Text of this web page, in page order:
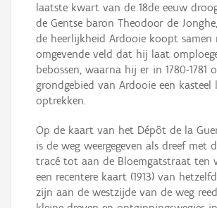
laatste kwart van de 18de eeuw
de Gentse baron Theodoor de
de heerlijkheid Ardooie koopt samen
omgevende veld dat hij laat
bebossen, waarna hij er in 1780-1781
grondgebied van Ardooie een kasteel
optrekken.
Op de kaart van het Dépôt de la
is de weg weergegeven als dreef met
tracé tot aan de Bloemgatstraat ten
een recentere kaart (1913) van
zijn aan de westzijde van de weg